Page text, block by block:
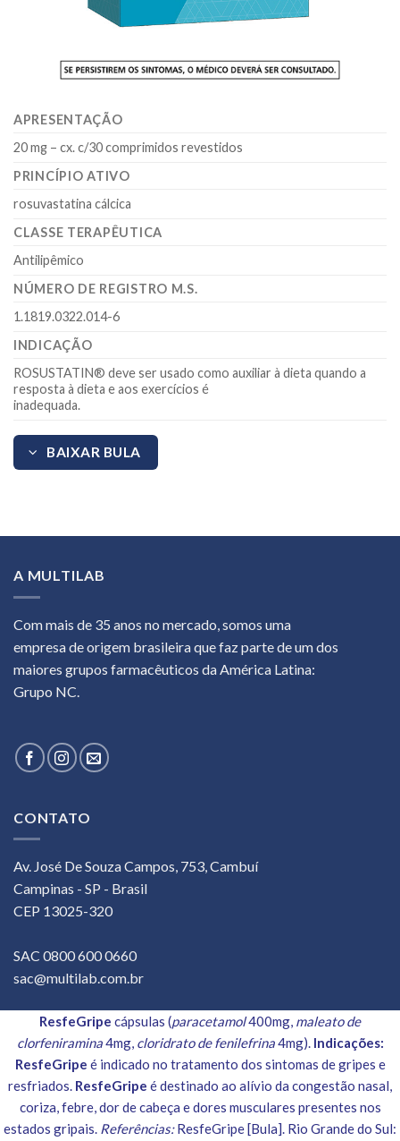
APRESENTAÇÃO
20 mg – cx. c/30 comprimidos revestidos
PRINCÍPIO ATIVO
rosuvastatina cálcica
CLASSE TERAPÊUTICA
Antilipêmico
NÚMERO DE REGISTRO M.S.
1.1819.0322.014-6
INDICAÇÃO
ROSUSTATIN® deve ser usado como auxiliar à dieta quando a
resposta à dieta e aos exercícios é
inadequada.
BAIXAR BULA
A MULTILAB
Com mais de 35 anos no mercado, somos uma
empresa de origem brasileira que faz parte de um dos
maiores grupos farmacêuticos da América Latina:
Grupo NC.
CONTATO
Av. José De Souza Campos, 753, Cambuí
Campinas - SP - Brasil
CEP 13025-320
SAC 0800 600 0660
sac@multilab.com.br
ResfeGripe cápsulas (paracetamol400mg, maleato de
clorfeniramina4mg, cloridrato de fenilefrina4mg). Indicações:
ResfeGripe é indicado no tratamento dos sintomas de gripes e
resfriados. ResfeGripe é destinado ao alívio da congestão nasal,
coriza, febre, dor de cabeça e dores musculares presentes nos
estados gripais. Referências:ResfeGripe [Bula]. Rio Grande do Sul: